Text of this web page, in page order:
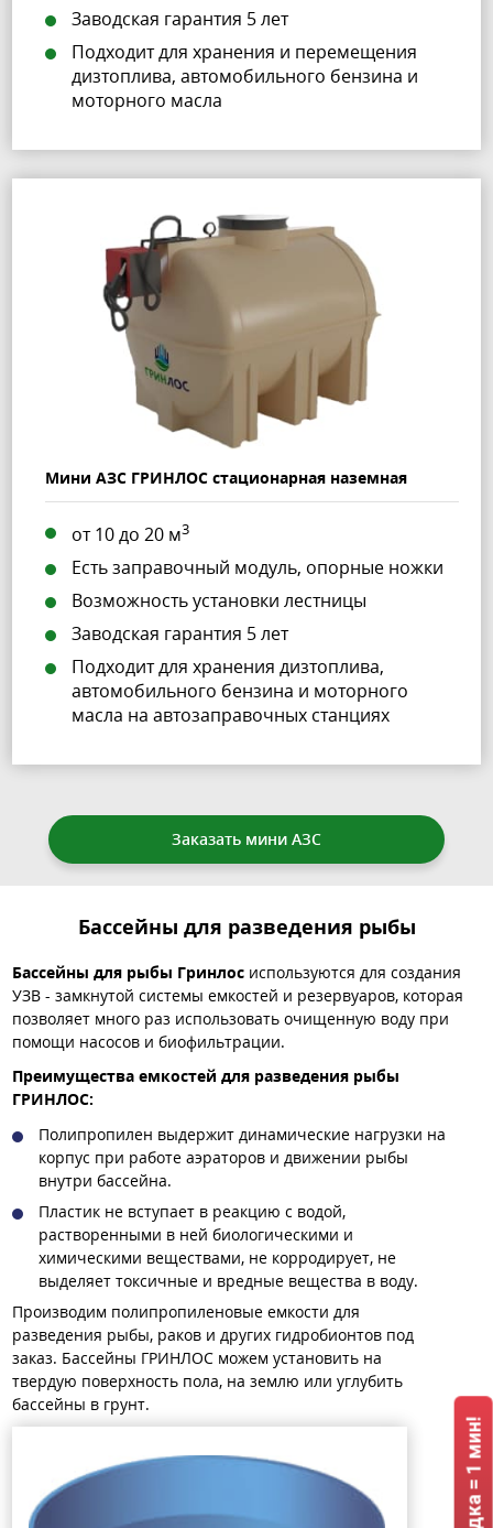
Заводская гарантия 5 лет
Подходит для хранения и перемещения
дизтоплива, автомобильного бензина и
моторного масла
Мини АЗС ГРИНЛОС стационарная наземная
от 10 до 20 м3
Есть заправочный модуль, опорные ножки
Возможность установки лестницы
Заводская гарантия 5 лет
Подходит для хранения дизтоплива,
автомобильного бензина и моторного
масла на автозаправочных станциях
Заказать мини АЗС
Бассейны для разведения рыбы
Бассейны для рыбы Гринлос используются для создания
УЗВ - замкнутой системы емкостей и резервуаров, которая
позволяет много раз использовать очищенную воду при
помощи насосов и биофильтрации.
Преимущества емкостей для разведения рыбы
ГРИНЛОС:
Полипропилен выдержит динамические нагрузки на
корпус при работе аэраторов и движении рыбы
внутри бассейна.
Пластик не вступает в реакцию с водой,
растворенными в ней биологическими и
химическими веществами, не корродирует, не
выделяет токсичные и вредные вещества в воду.
Производим полипропиленовые емкости для
разведения рыбы, раков и других гидробионтов под
заказ. Бассейны ГРИНЛОС можем установить на
твердую поверхность пола, на землю или углубить
бассейны в грунт.